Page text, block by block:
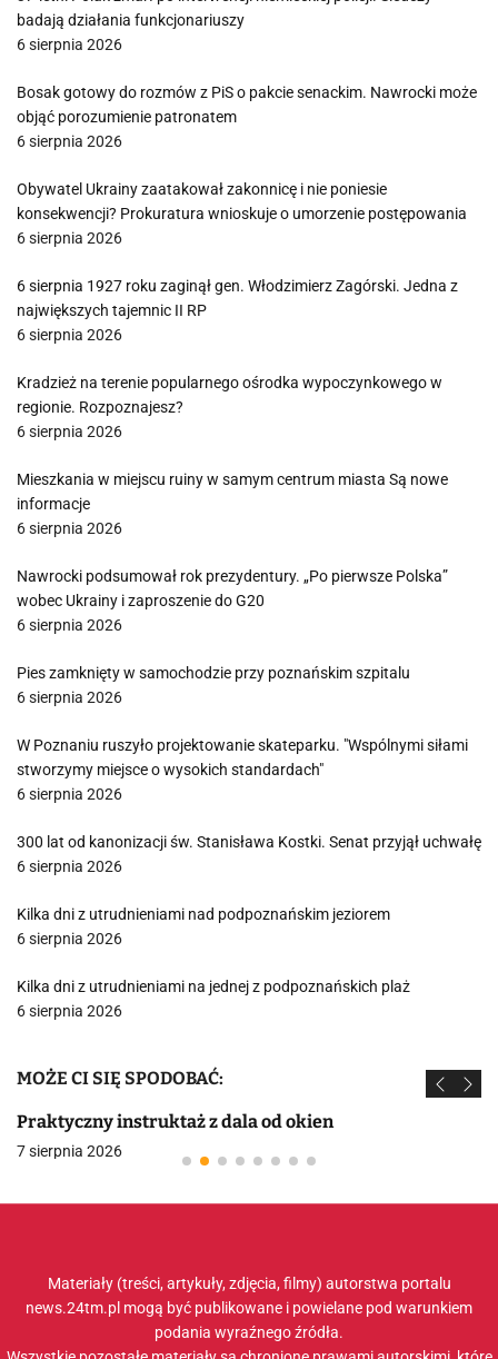
badają działania funkcjonariuszy
6 sierpnia 2026
Bosak gotowy do rozmów z PiS o pakcie senackim. Nawrocki może
objąć porozumienie patronatem
6 sierpnia 2026
Obywatel Ukrainy zaatakował zakonnicę i nie poniesie
konsekwencji? Prokuratura wnioskuje o umorzenie postępowania
6 sierpnia 2026
6 sierpnia 1927 roku zaginął gen. Włodzimierz Zagórski. Jedna z
największych tajemnic II RP
6 sierpnia 2026
Kradzież na terenie popularnego ośrodka wypoczynkowego w
regionie. Rozpoznajesz?
6 sierpnia 2026
Mieszkania w miejscu ruiny w samym centrum miasta Są nowe
informacje
6 sierpnia 2026
Nawrocki podsumował rok prezydentury. „Po pierwsze Polska”
wobec Ukrainy i zaproszenie do G20
6 sierpnia 2026
Pies zamknięty w samochodzie przy poznańskim szpitalu
6 sierpnia 2026
W Poznaniu ruszyło projektowanie skateparku. "Wspólnymi siłami
stworzymy miejsce o wysokich standardach"
6 sierpnia 2026
300 lat od kanonizacji św. Stanisława Kostki. Senat przyjął uchwałę
6 sierpnia 2026
Kilka dni z utrudnieniami nad podpoznańskim jeziorem
6 sierpnia 2026
Kilka dni z utrudnieniami na jednej z podpoznańskich plaż
6 sierpnia 2026
MOŻE CI SIĘ SPODOBAĆ:
Praktyczny instruktaż z dala od okien
7 sierpnia 2026
Materiały (treści, artykuły, zdjęcia, filmy) autorstwa portalu
news.24tm.pl mogą być publikowane i powielane pod warunkiem
podania wyraźnego źródła.